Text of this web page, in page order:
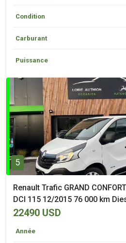
Condition
Carburant
Puissance
5
Renault Trafic GRAND
DCI 115 12/2015 76 000 km
(49)
22490 USD
Année